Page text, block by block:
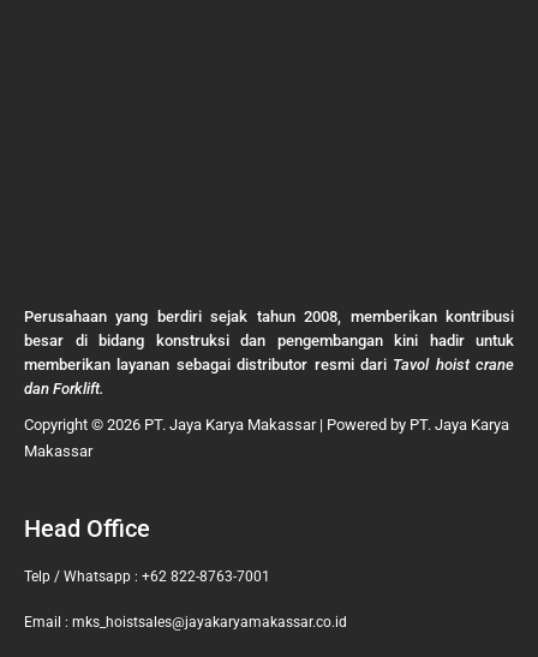
Perusahaan yang berdiri sejak tahun 2008, memberikan kontribusi
besar di bidang konstruksi dan pengembangan kini hadir untuk
memberikan layanan sebagai distributor resmi dari Tavol hoist crane
dan Forklift.
Copyright © 2026 PT. Jaya Karya Makassar | Powered by PT. Jaya Karya
Makassar
Head Office
Telp / Whatsapp : +62 822-8763-7001
Email : mks_hoistsales@jayakaryamakassar.co.id